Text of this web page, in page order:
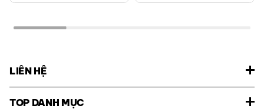
LIÊN HỆ
TOP DANH MỤC